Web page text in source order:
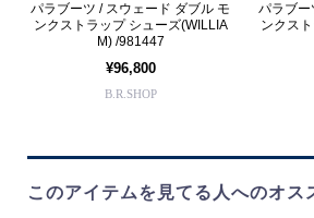
パラブーツ / スウェード ダブル モ
ンクストラップ シューズ(WILLIA
M) /981447
¥96,800
B.R.SHOP
パラブー
ンクス
このアイテムを見てる人へのオス